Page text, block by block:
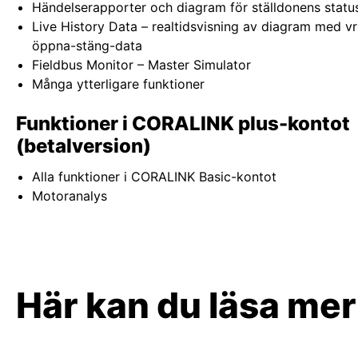
Händelserapporter och diagram för ställdonens
Live History Data – realtidsvisning av diagram med
öppna-stäng-data
Fieldbus Monitor – Master Simulator
Många ytterligare funktioner
Funktioner i CORALINK plus-kontot
(betalversion)
Alla funktioner i CORALINK Basic-kontot
Motoranalys
Här kan du läsa mer